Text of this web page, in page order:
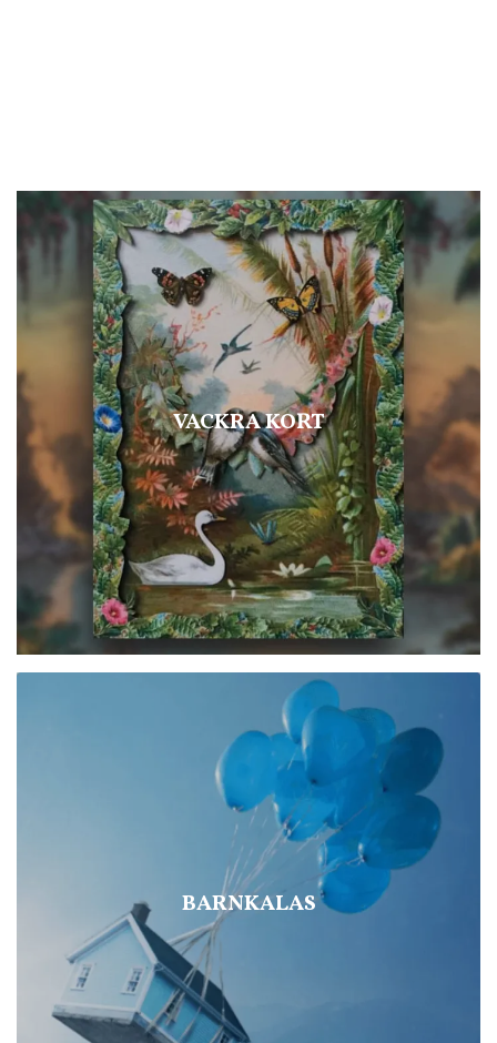
VACKRA KORT
BARNKALAS